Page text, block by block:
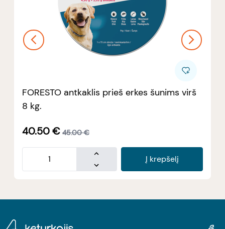
FORESTO antkaklis prieš erkes šunims virš
8 kg.
40.50€ 45.00 €
Į krepšelį